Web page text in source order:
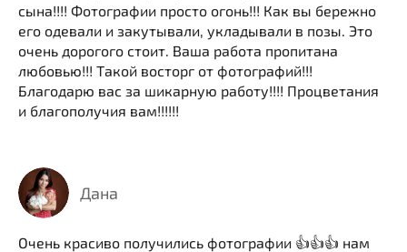
сына!!!! Фотографии просто огонь!!! Как вы бережно
его одевали и закутывали, укладывали в позы. Это
очень дорогого стоит. Ваша работа пропитана
любовью!!! Такой восторг от фотографий!!!
Благодарю вас за шикарную работу!!!! Процветания
и благополучия вам!!!!!!
Дана
Очень красиво получились фотографии 👍👍👍 нам